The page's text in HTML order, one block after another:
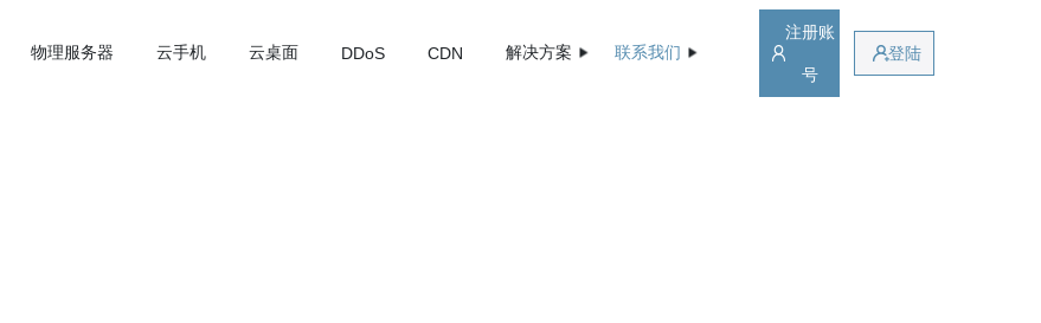
物理服务器 云手机 云桌面 DDoS CDN 解决方案 联系我们
注册账
号
登陆